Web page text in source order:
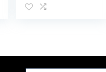
gloeilamp, hoge
schroef,
pygmee